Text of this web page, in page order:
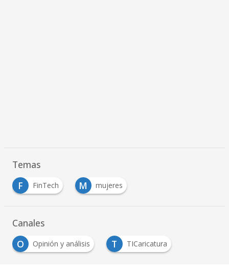
Temas
F
FinTech M mujeres
Canales
O
Opinión y análisis T TICaricatura